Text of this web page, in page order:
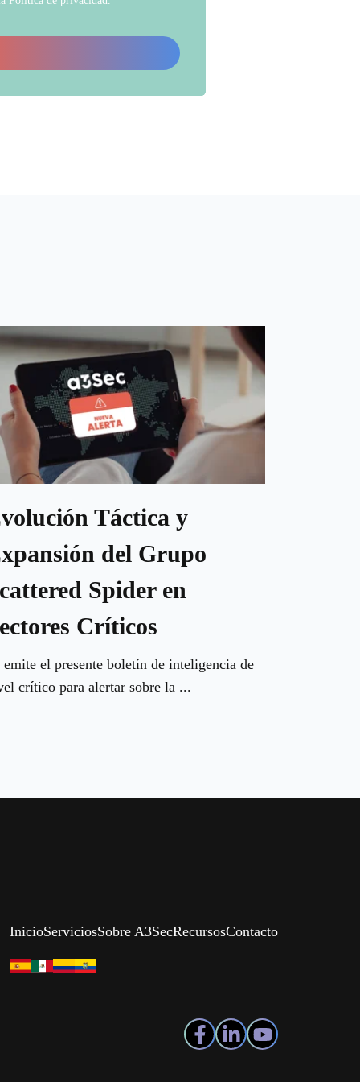
Táctica y
del Grupo
Spider en
Críticos
emite el presente boletín de inteligencia de
crítico para alertar sobre la ...
InicioServiciosSobre A3SecRecursosContacto